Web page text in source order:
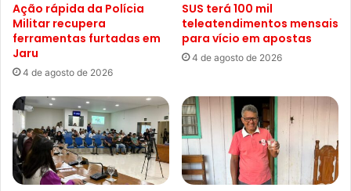
Ação rápida da Polícia
Militar recupera
ferramentas furtadas em
Jaru
4 de agosto de 2026
SUS terá 100 mil
teleatendimentos mensais
para vício em apostas
4 de agosto de 2026